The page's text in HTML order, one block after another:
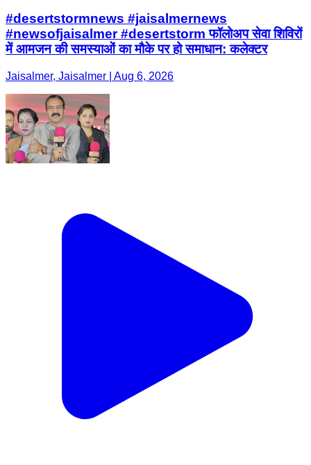
#desertstormnews #jaisalmernews
#newsofjaisalmer #desertstorm फॉलोअप सेवा शिविरों
में आमजन की समस्याओं का मौके पर हो समाधान: कलेक्टर
Jaisalmer, Jaisalmer | Aug 6, 2026